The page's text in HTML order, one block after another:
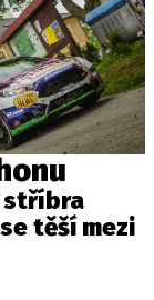
stříbra
těší mezi